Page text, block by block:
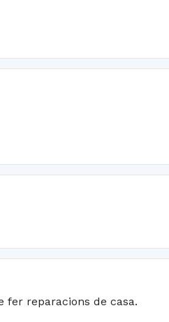
fer reparacions de casa.